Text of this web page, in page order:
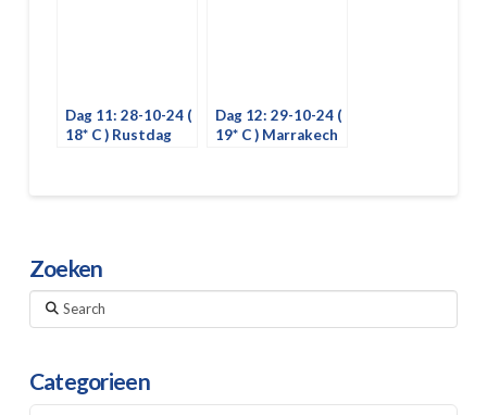
Dag 11: 28-10-24 (
18* C ) Rustdag
Dag 12: 29-10-24 (
19* C ) Marrakech
Zoeken
Search
Categorieen